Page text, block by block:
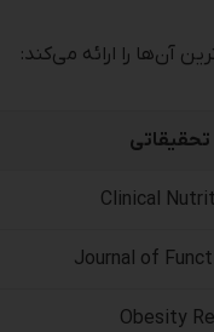
آن‌ها را ارائه می‌کند:
Clinical
Journal of
Obesity